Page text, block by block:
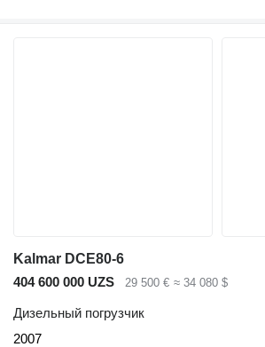
Kalmar DCE80-6
404 600 000 UZS
29 500 € ≈ 34 080 $
Дизельный погрузчик
2007